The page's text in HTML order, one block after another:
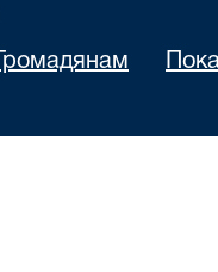
Громадянам